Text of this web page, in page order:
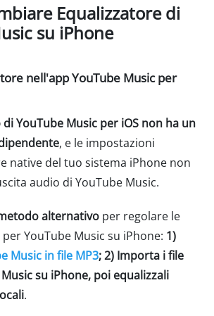
Equalizzatore di
su iPhone
nell'app YouTube Music per
YouTube Music per iOS non ha un
, e le impostazioni
native del tuo sistema iPhone non
audio di YouTube Music.
alternativo per regolare le
YouTube Music su iPhone: 1)
Music in file MP3; 2) Importa i file
su iPhone, poi equalizzali
.